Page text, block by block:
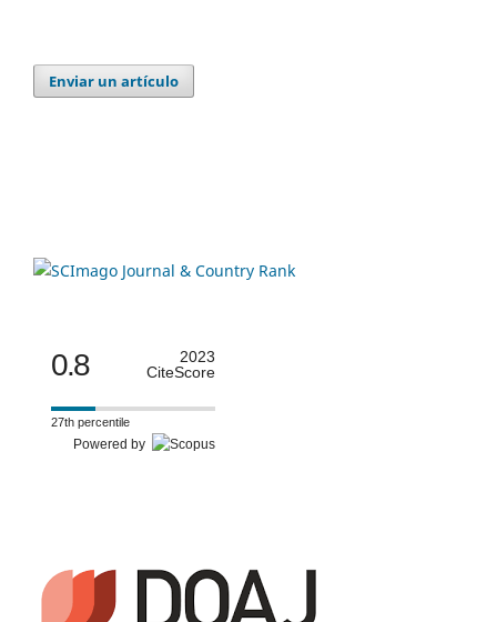
Enviar un artículo
0.8
2023
CiteScore
27th percentile
Powered by